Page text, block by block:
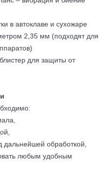
в автоклаве и сухожаре
2,35 мм (подходят для
для защиты от
обработкой,
любым удобным